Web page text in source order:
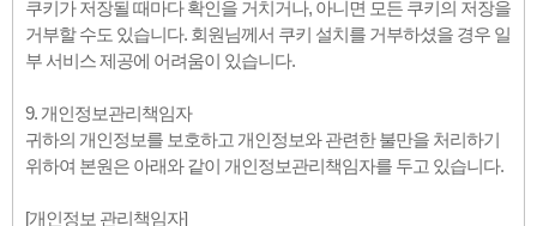
쿠키가 저장될 때마다 확인을 거치거나, 아니면 모든 쿠키의 저장을
거부할 수도 있습니다. 회원님께서 쿠키 설치를 거부하셨을 경우 일
부 서비스 제공에 어려움이 있습니다.
9. 개인정보관리책임자
귀하의 개인정보를 보호하고 개인정보와 관련한 불만을 처리하기
위하여 본원은 아래와 같이 개인정보관리책임자를 두고 있습니다.
[개인정보 관리책임자]